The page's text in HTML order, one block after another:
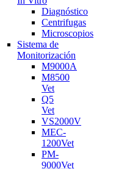
Diagnóstico
Centrifugas
Microscopios
Sistema de
Monitorización
M9000A
M8500
Vet
Q5
Vet
VS2000V
MEC-
1200Vet
PM-
9000Vet